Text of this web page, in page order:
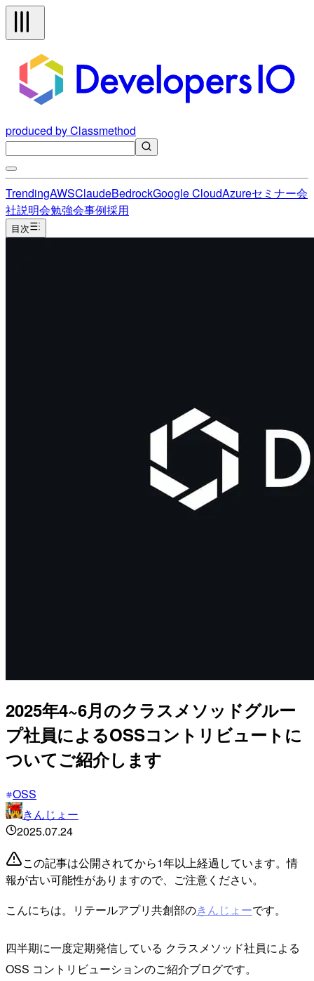
produced by Classmethod
TrendingAWSClaudeBedrockGoogle CloudAzureセミナー会
社説明会勉強会事例採用
目次
2025年4~6月のクラスメソッドグルー
プ社員によるOSSコントリビュートに
ついてご紹介します
OSS
きんじょー
2025.07.24
この記事は公開されてから1年以上経過しています。情
報が古い可能性がありますので、ご注意ください。
こんにちは。リテールアプリ共創部のきんじょーです。
四半期に一度定期発信している クラスメソッド社員による
OSS コントリビューションのご紹介ブログです。